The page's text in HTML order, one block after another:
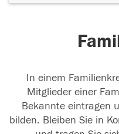
In einem
Mitglieder einer
Bekannte eintragen
bilden. Bleiben Sie in